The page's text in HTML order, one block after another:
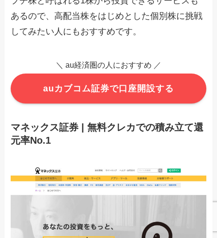
あるので、高配当株をはじめとした個別株に挑戦
してみたい人にもおすすめです。
＼ au経済圏の人におすすめ ／
auカブコム証券で口座開設する
マネックス証券 | 無料クレカでの積み立て還
元率No.1